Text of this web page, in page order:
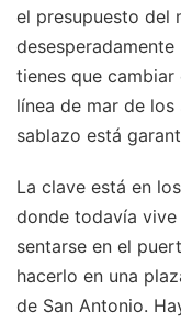
el presupuesto del
tienes que
línea de mar de
sablazo está
La clave está en
donde todavía
sentarse en el
hacerlo en una
de San Antonio.